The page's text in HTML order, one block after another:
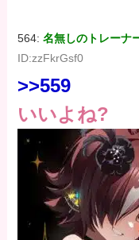
564:名無しのトレーナ
ID:zzFkrGsf0
>>559
いいよね?